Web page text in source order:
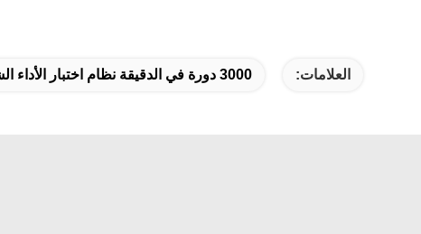
العلامات: 3000 دورة في الدقيقة نظام اختبار الأداء الشامل